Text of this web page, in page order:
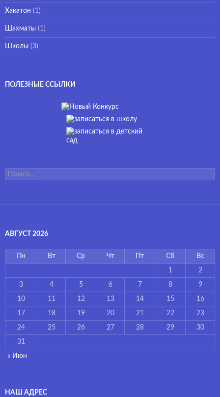
Хакатон (1)
Шахматы (1)
Школы (3)
ПОЛЕЗНЫЕ ССЫЛКИ
Найти:
АВГУСТ 2026
Пн Вт Ср Чт Пт Сб Вс
1 2
3 4 5 6 7 8 9
10 11 12 13 14 15 16
17 18 19 20 21 22 23
24 25 26 27 28 29 30
31
« Июн
НАШ АДРЕС